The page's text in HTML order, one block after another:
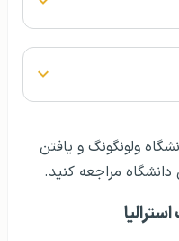
ولونگونگ و یافتن
مراجعه کنید.